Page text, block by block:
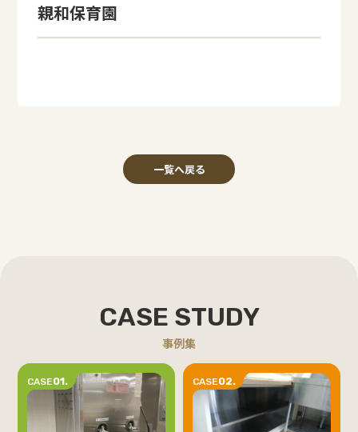
親和保育園
一覧へ戻る
CASE STUDY
事例集
CASE01. CASE02.